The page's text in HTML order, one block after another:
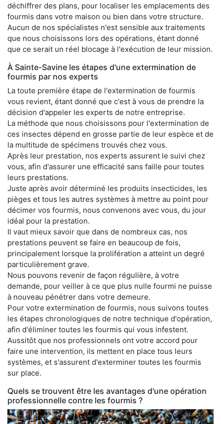
déchiffrer des plans, pour localiser les emplacements des
fourmis dans votre maison ou bien dans votre structure.
Aucun de nos spécialistes n'est sensible aux traitements
que nous choisissons lors des opérations, étant donné
que ce serait un réel blocage à l'exécution de leur mission.
À Sainte-Savine les étapes d'une extermination de
fourmis par nos experts
La toute première étape de l'extermination de fourmis
vous revient, étant donné que c'est à vous de prendre la
décision d'appeler les experts de notre entreprise.
La méthode que nous choisissons pour l'extermination de
ces insectes dépend en grosse partie de leur espèce et de
la multitude de spécimens trouvés chez vous.
Après leur prestation, nos experts assurent le suivi chez
vous, afin d'assurer une efficacité sans faille pour toutes
leurs prestations.
Juste après avoir déterminé les produits insecticides, les
pièges et tous les autres systèmes à mettre au point pour
décimer vos fourmis, nous convenons avec vous, du jour
idéal pour la prestation.
Il vaut mieux savoir que dans de nombreux cas, nos
prestations peuvent se faire en beaucoup de fois,
principalement lorsque la prolifération a atteint un degré
particulièrement grave.
Nous pouvons revenir de façon régulière, à votre
demande, pour veiller à ce que plus nulle fourmi ne puisse
à nouveau pénétrer dans votre demeure.
Pour votre extermination de fourmis, nous suivons toutes
les étapes chronologiques de notre technique d'opération,
afin d'éliminer toutes les fourmis qui vous infestent.
Aussitôt que nos professionnels ont votre accord pour
faire une intervention, ils mettent en place tous leurs
systèmes, et s'assurent d'exterminer toutes les fourmis
sur place.
Quels se trouvent être les avantages d'une opération
professionnelle contre les fourmis ?